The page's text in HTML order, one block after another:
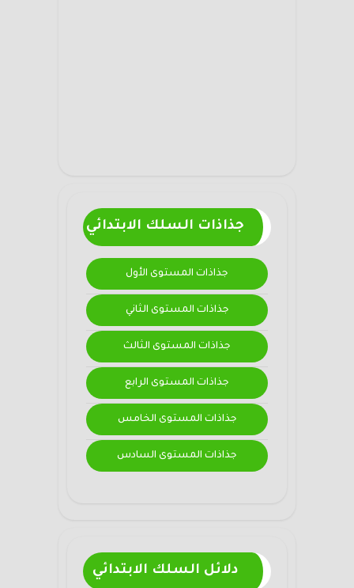
جذاذات السلك الابتدائي
جذاذات المستوى الأول
جذاذات المستوى الثاني
جذاذات المستوى الثالث
جذاذات المستوى الرابع
جذاذات المستوى الخامس
جذاذات المستوى السادس
دلائل السلك الابتدائي